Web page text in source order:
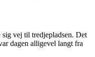
vej til tredjepladsen. Det
dagen alligevel langt fra